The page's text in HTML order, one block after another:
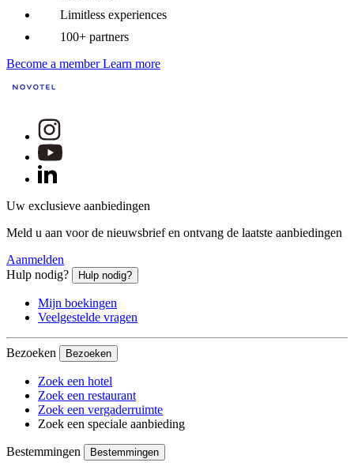
Limitless experiences
100+ partners
Become a member Learn more
Uw exclusieve aanbiedingen
Meld u aan voor de nieuwsbrief en ontvang de laatste aanbiedingen
Aanmelden
Hulp nodig?
Hulp nodig?
Mijn boekingen
Veelgestelde vragen
Bezoeken Bezoeken
Zoek een hotel
Zoek een restaurant
Zoek een vergaderruimte
Zoek een speciale aanbieding
Bestemmingen Bestemmingen